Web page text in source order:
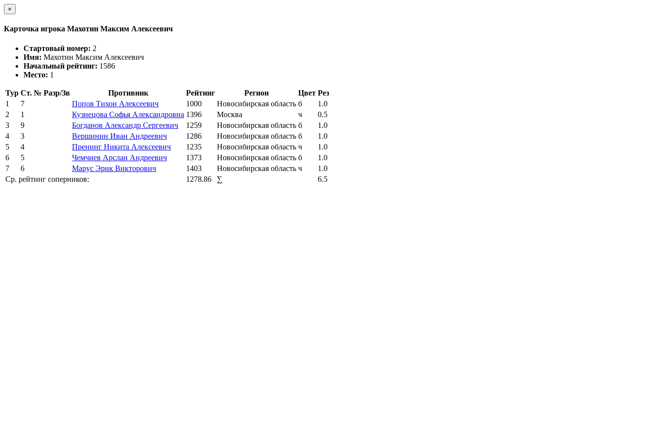
×
Карточка игрока Махотин Максим Алексеевич
Стартовый номер: 2
Имя: Махотин Максим Алексеевич
Начальный рейтинг: 1586
Место: 1
Тур Ст. № Разр/Зв Противник Рейтинг Регион Цвет Рез
1
7 Попов Тихон Алексеевич 1000 Новосибирская область б
1.0
2
1 Кузнецова Софья Александровна 1396 Москва ч
0.5
3
9 Богданов Александр Сергеевич 1259 Новосибирская область б
1.0
4
3 Вершинин Иван Андреевич 1286 Новосибирская область б
1.0
5
4 Пренинг Никита Алексеевич 1235 Новосибирская область ч
1.0
6
5 Чемчиев Арслан Андреевич 1373 Новосибирская область б
1.0
7
6 Марус Эрик Викторович 1403 Новосибирская область ч
1.0
Ср. рейтинг соперников:
1278.86 ∑ 6.5